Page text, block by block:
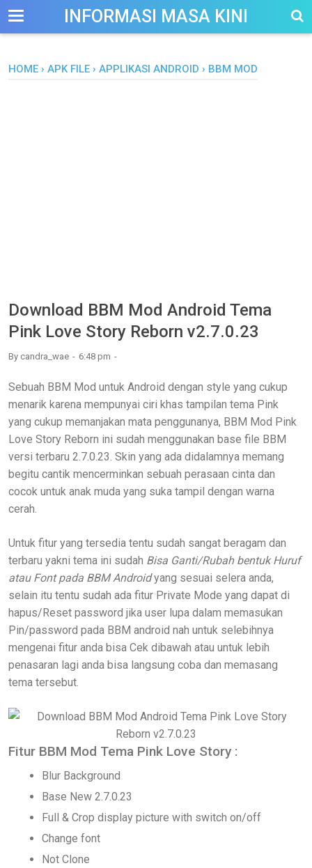
--> INFORMASI MASA KINI
HOME › APK FILE › APPLIKASI ANDROID › BBM MOD
Download BBM Mod Android Tema
Pink Love Story Reborn v2.7.0.23
By candra_wae 6:48 pm
Sebuah BBM Mod untuk Android dengan style yang cukup
menarik karena mempunyai ciri khas tampilan tema Pink
yang cukup memanjakan mata penggunanya, BBM Mod Pink
Love Story Reborn ini sudah menggunakan base file BBM
versi terbaru 2.7.0.23. Skin yang ada didalamnya memang
begitu cantik mencerminkan sebuah perasaan cinta dan
cocok untuk anak muda yang suka tampil dengan warna
cerah.
Untuk fitur yang tersedia tentu sudah sangat beragam dan
terbaru yakni tema ini sudah Bisa Ganti/Rubah bentuk Huruf
atau Font pada BBM Androidyang sesuai selera anda,
selain itu tentu sudah ada fitur Private Mode yang dapat di
hapus/Reset password jika user lupa dalam memasukan
Pin/password pada BBM android nah untuk selebihnya
mengenai fitur anda bisa Cek dibawah atau untuk lebih
penasaran lagi anda bisa langsung coba dan memasang
tema tersebut.
Fitur BBM Mod Tema Pink Love Story :
Blur Background
Base New 2.7.0.23
Full & Crop display picture with switch on/off
Change font
Not Clone